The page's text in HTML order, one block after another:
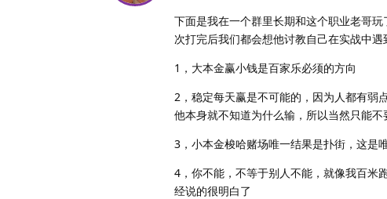
下面是我在一个群里长期和这个职业老哥
次打完后我们都会想他讨教自己在实战中
1，大本金赢小钱是百家乐必须的方向
2，稳定每天赢是不可能的，因为人都有弱
他本身就不知道为什么输，所以当然只能不
3，小本金梭哈赌场唯一结果是扑街，这是
4，你不能，不等于别人不能，就像我百米
经说的很明白了